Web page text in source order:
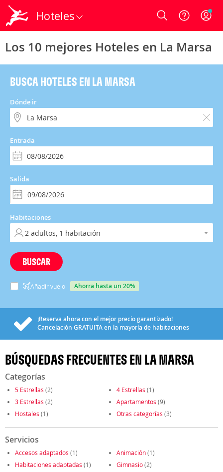
Hoteles Login
Los 10 mejores Hoteles en La Marsa
BUSCA HOTELES EN LA MARSA
Dónde ir
Entrada
Salida
Habitaciones
BUSCAR
Añadir vuelo ahorra hasta un 20%
¡Reserva ahora con el mejor precio garantizado!
Cancelación GRATUITAen la mayoría de habitaciones
BÚSQUEDAS FRECUENTES EN LA MARSA
Categorías
5 Estrellas (2) 4 Estrellas (1)
3 Estrellas (2) Apartamentos (9)
Hostales (1) Otras categorías (3)
Servicios
Accesos adaptados (1) Animación(1)
Habitaciones adaptadas (1) Gimnasio(2)